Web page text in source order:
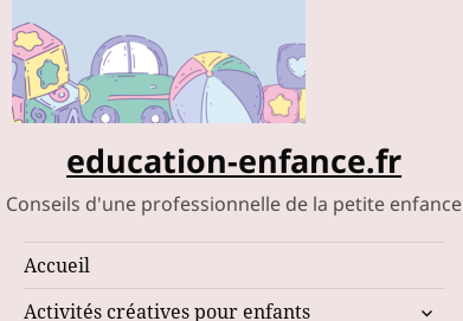
education-enfance.fr
Conseils d'une professionnelle de la petite enfance
Accueil
Activités créatives pour enfants
ouvrir